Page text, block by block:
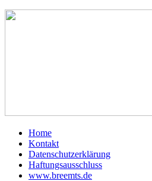
Home
Kontakt
Datenschutzerklärung
Haftungsausschluss
www.breemts.de